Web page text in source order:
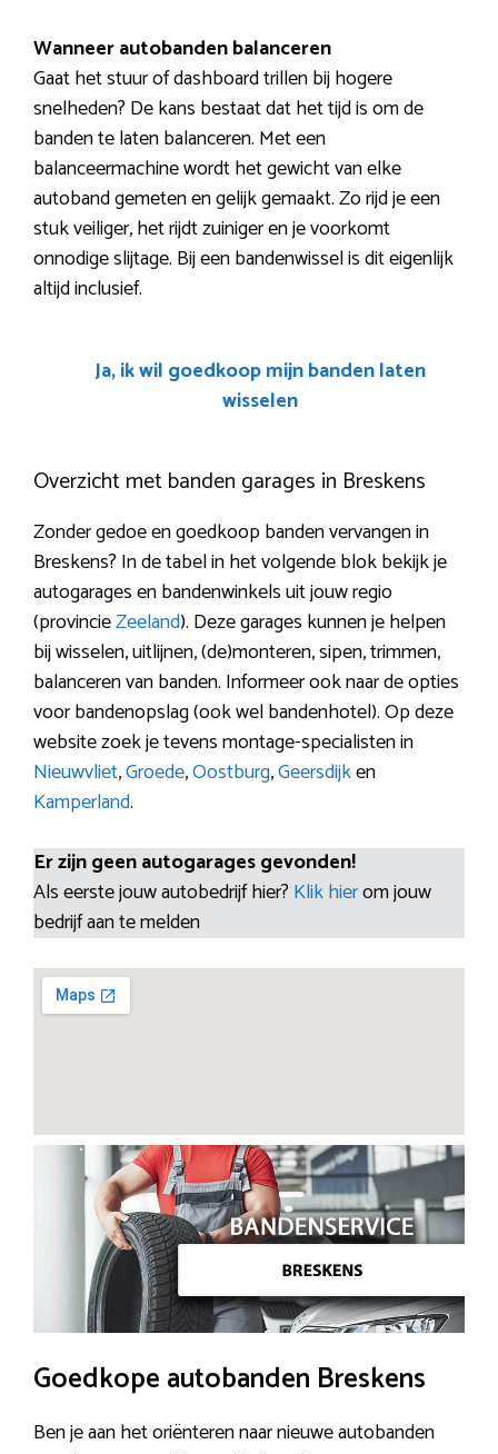
Wanneer autobanden balanceren
Gaat het stuur of dashboard trillen bij hogere
snelheden? De kans bestaat dat het tijd is om de
banden te laten balanceren. Met een
balanceermachine wordt het gewicht van elke
autoband gemeten en gelijk gemaakt. Zo rijd je een
stuk veiliger, het rijdt zuiniger en je voorkomt
onnodige slijtage. Bij een bandenwissel is dit eigenlijk
altijd inclusief.
Ja, ik wil goedkoop mijn banden laten
wisselen
Overzicht met banden garages in Breskens
Zonder gedoe en goedkoop banden vervangen in
Breskens? In de tabel in het volgende blok bekijk je
autogarages en bandenwinkels uit jouw regio
(provincieZeeland). Deze garages kunnen je helpen
bij wisselen, uitlijnen, (de)monteren, sipen, trimmen,
balanceren van banden. Informeer ook naar de opties
voor bandenopslag (ook wel bandenhotel). Op deze
website zoek je tevens montage-specialisten in
Nieuwvliet,Groede,Oostburg,Geersdijken
Kamperland.
Er zijn geen autogarages gevonden!
Als eerste jouw autobedrijf hier? Klik hierom jouw
bedrijf aan te melden
Goedkope autobanden Breskens
Ben je aan het oriënteren naar nieuwe autobanden